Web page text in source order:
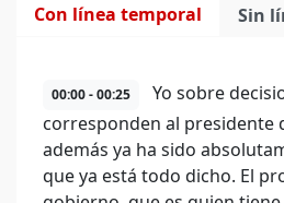
Con línea temporal Sin
00:00 - 00:25
Yo sobre
corresponden al presidente
además ya ha sido
que ya está todo dicho. El